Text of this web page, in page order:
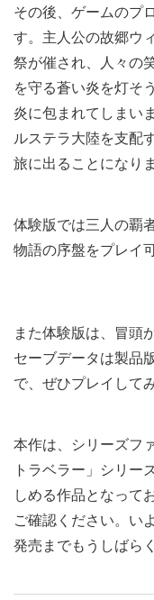
その後、ゲームのプ
す。主人公の故郷ウ
祭が催され、人々の
を守る蒼い炎を灯そ
炎に包まれてしまい
ルステラ大陸を支配
旅に出ることになりま
体験版では三人の覇
物語の序盤をプレイ
また体験版は、冒頭
セーブデータは製品
で、ぜひプレイして
本作は、シリーズフ
トラベラー」シリー
しめる作品となって
ご確認ください。い
発売までもうしばら